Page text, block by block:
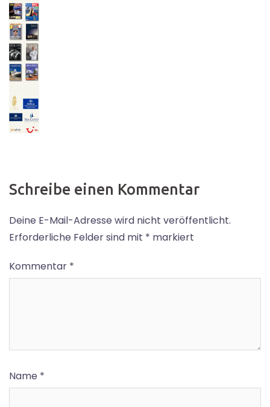
Schreibe einen Kommentar
Deine E-Mail-Adresse wird nicht veröffentlicht.
Erforderliche Felder sind mit * markiert
Kommentar *
Name *